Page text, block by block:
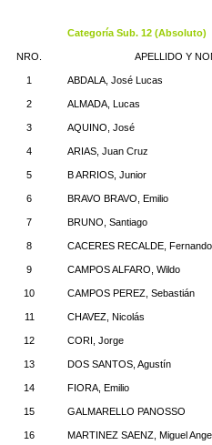
Categoría Sub. 12 (Absoluto)
NRO. APELLIDO Y
1 ABDALA, José Lucas
2 ALMADA, Lucas
3 AQUINO, José
4 ARIAS, Juan Cruz
5 B ARRIOS, Junior
6 BRAVO BRAVO, Emilio
7 BRUNO, Santiago
8 CACERES RECALDE, Fernando
9 CAMPOS ALFARO, Wildo
10 CAMPOS PEREZ, Sebastián
11 CHAVEZ, Nicolás
12 CORI, Jorge
13 DOS SANTOS, Agustín
14 FIORA, Emilio
15 GALMARELLO PANOSSO
16 MARTINEZ SAENZ, Miguel